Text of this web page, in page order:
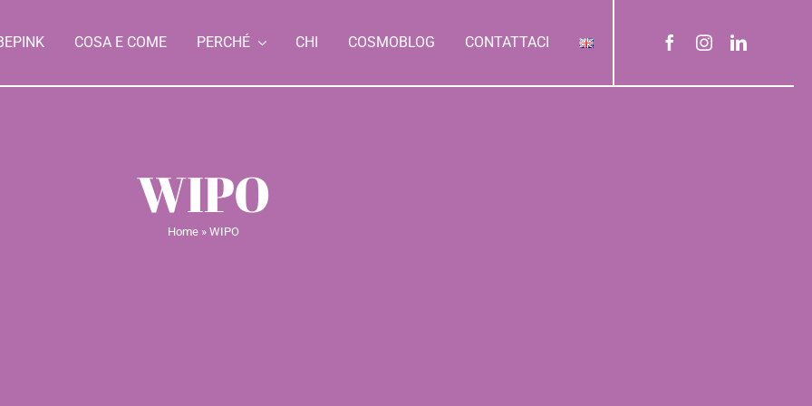
COSA E COME PERCHÉ CHI COSMOBLOG CONTATTACI
WIPO
Home» WIPO